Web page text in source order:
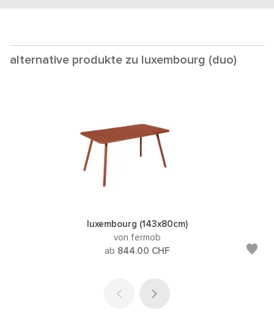
alternative produkte zu luxembourg (duo)
luxembourg (143x80cm)
von fermob
ab 844.00 CHF